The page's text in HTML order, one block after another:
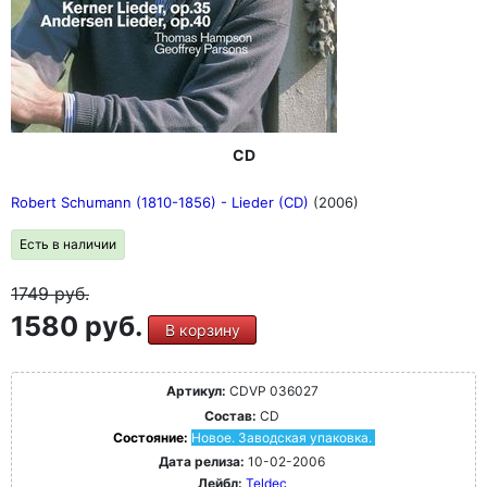
CD
Robert Schumann (1810-1856) - Lieder (CD) (2006)
Есть в наличии
1749руб.
1580 руб. В корзину
Артикул: CDVP 036027
Состав: CD
Состояние: Новое. Заводская упаковка.
Дата релиза: 10-02-2006
Лейбл: Teldec